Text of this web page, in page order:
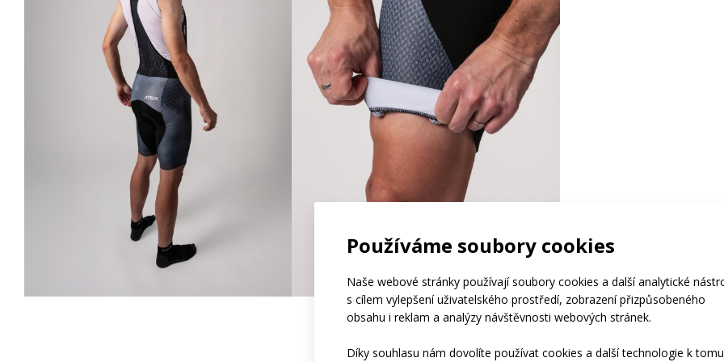
Používáme soubory cookies
Naše webové stránky používají soubory cookies a další analytické
s cílem vylepšení uživatelského prostředí, zobrazení přizpůsobeného
obsahu i reklam a analýzy návštěvnosti webových stránek.
Díky souhlasu nám dovolíte používat cookies a další technologie k